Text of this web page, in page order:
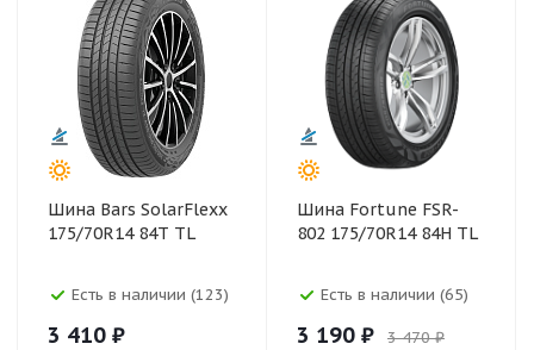
Шина Bars SolarFlexx
175/70R14 84T TL
Есть в наличии (123)
3 410 ₽
Шина Fortune FSR-
802 175/70R14 84H TL
Есть в наличии (65)
3 190 ₽ 3 470 ₽